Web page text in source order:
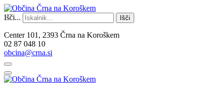
Išči... Išči
Center 101, 2393 Črna na Koroškem
02 87 048 10
obcina@crna.si